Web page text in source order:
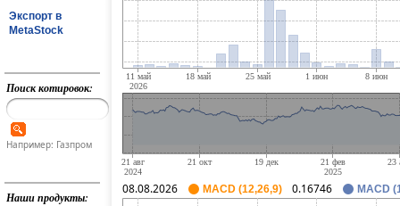
Экспорт в
MetaStock
Поиск котировок:
Например: Газпром
Наши продукты:
08.08.2026 MACD (12,26,9) 0.16746 MACD